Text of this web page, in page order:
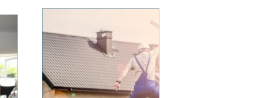
spørgsmålet: Skal vi selv
i gang med penslen, eller
skal vi få professionel
hjælp? Særligt i Rønne,
h...